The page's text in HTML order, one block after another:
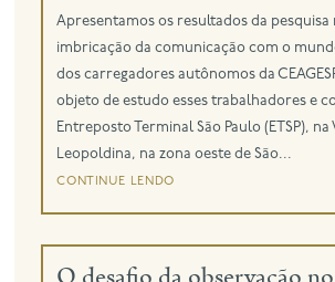
Apresentamos os resultados da pesquisa
imbricação da comunicação com o
dos carregadores autônomos da
objeto de estudo esses trabalhadores e
Entreposto Terminal São Paulo (ETSP), na
Leopoldina, na zona oeste de São...
continue lendo